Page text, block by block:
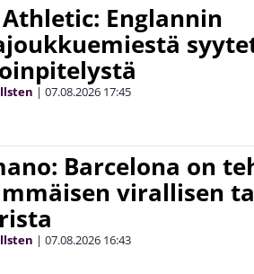
Englannin
| 07.08.2026 17:45
Barcelona on
virallisen
| 07.08.2026 16:43